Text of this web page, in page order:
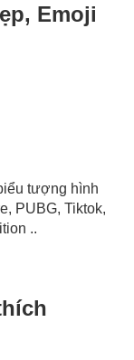
Emoji
tượng hình
PUBG, Tiktok,
..